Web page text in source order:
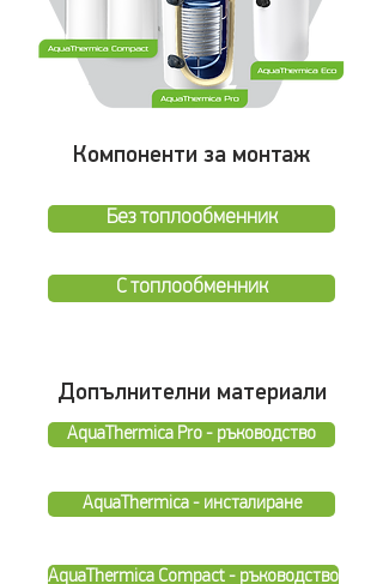
Компоненти за монтаж
Без топлообменник
С топлообменник
Допълнителни материали
AquaThermica Pro - ръководство
AquaThermica - инсталиране
AquaThermica Compact - ръководство